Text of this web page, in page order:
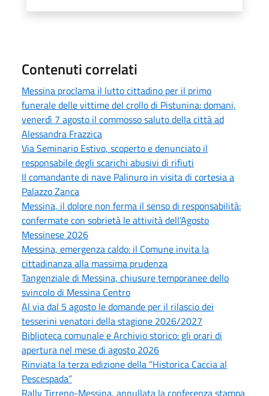
Contenuti correlati
Messina proclama il lutto cittadino per il primo
funerale delle vittime del crollo di Pistunina: domani,
venerdì 7 agosto il commosso saluto della città ad
Alessandra Frazzica
Via Seminario Estivo, scoperto e denunciato il
responsabile degli scarichi abusivi di rifiuti
Il comandante di nave Palinuro in visita di cortesia a
Palazzo Zanca
Messina, il dolore non ferma il senso di responsabilità:
confermate con sobrietà le attività dell’Agosto
Messinese 2026
Messina, emergenza caldo: il Comune invita la
cittadinanza alla massima prudenza
Tangenziale di Messina, chiusure temporanee dello
svincolo di Messina Centro
Al via dal 5 agosto le domande per il rilascio dei
tesserini venatori della stagione 2026/2027
Biblioteca comunale e Archivio storico: gli orari di
apertura nel mese di agosto 2026
Rinviata la terza edizione della “Historica Caccia al
Pescespada”
Rally Tirreno-Messina, annullata la conferenza stampa